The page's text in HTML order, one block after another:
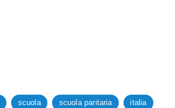
scuola scuola paritaria italia